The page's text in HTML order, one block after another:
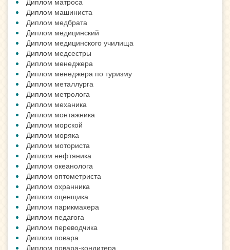
Диплом машиниста
Диплом медбрата
Диплом медицинский
Диплом медицинского училища
Диплом медсестры
Диплом менеджера
Диплом менеджера по туризму
Диплом металлурга
Диплом метролога
Диплом механика
Диплом монтажника
Диплом морской
Диплом моряка
Диплом моториста
Диплом нефтяника
Диплом океанолога
Диплом оптометриста
Диплом охранника
Диплом оценщика
Диплом парикмахера
Диплом педагога
Диплом переводчика
Диплом повара
Диплом повара-кондитера